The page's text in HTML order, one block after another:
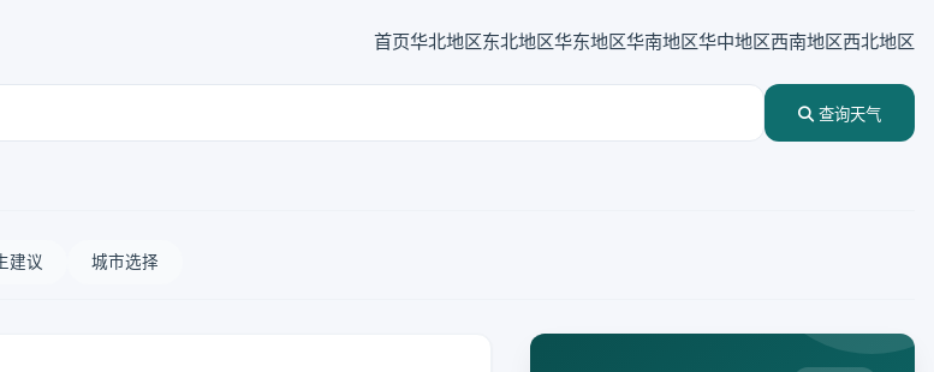
首页华北地区东北地区华东地区华南地区华中地区西南地区西北地区
查询天气
建议 城市选择